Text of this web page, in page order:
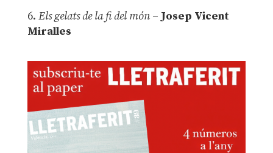
6. Els gelats de la fi del món – Josep Vicent
Miralles